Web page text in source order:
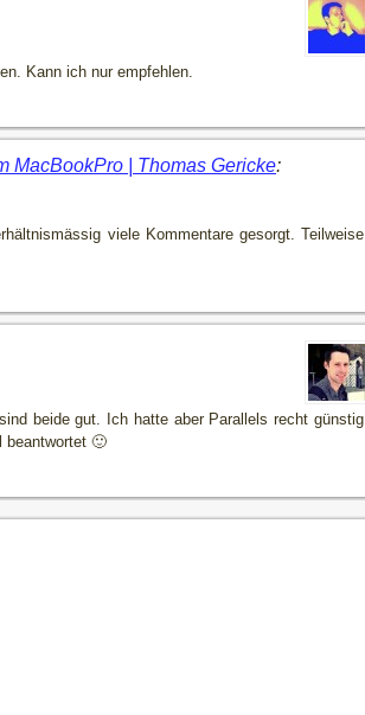
Kann ich nur empfehlen.
MacBookPro | Thomas Gericke:
viele Kommentare gesorgt. Teilweise
beide gut. Ich hatte aber Parallels recht günstig
beantwortet 🙂